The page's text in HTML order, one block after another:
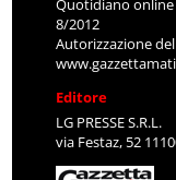
Quotidiano online
8/2012
Autorizzazione
Editore
LG PRESSE S.R.L.
via Festaz, 52